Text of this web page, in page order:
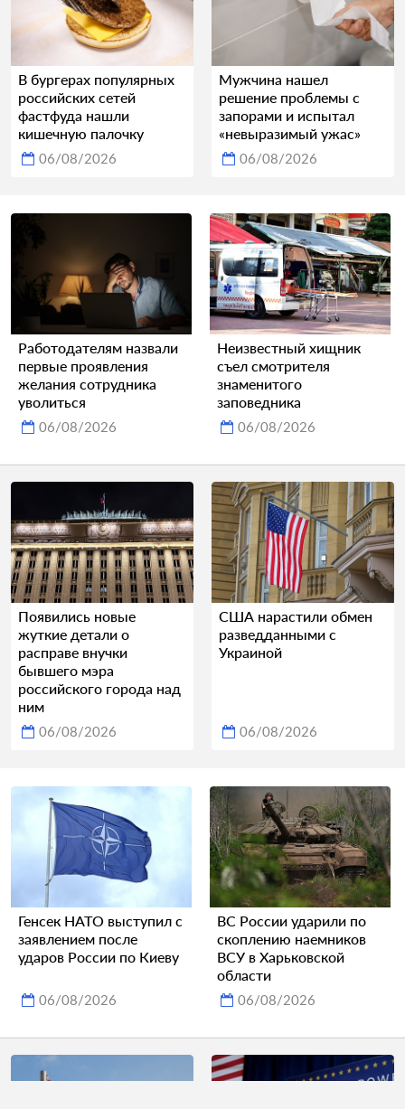
В бургерах популярных
российских сетей
фастфуда нашли
кишечную палочку
06/08/2026
Мужчина нашел
решение проблемы с
запорами и испытал
«невыразимый ужас»
06/08/2026
Работодателям назвали
первые проявления
желания сотрудника
уволиться
06/08/2026
Неизвестный хищник
съел смотрителя
знаменитого
заповедника
06/08/2026
Появились новые
жуткие детали о
расправе внучки
бывшего мэра
российского города над
ним
06/08/2026
США нарастили обмен
разведданными с
Украиной
06/08/2026
Генсек НАТО выступил с
заявлением после
ударов России по Киеву
06/08/2026
ВС России ударили по
скоплению наемников
ВСУ в Харьковской
области
06/08/2026